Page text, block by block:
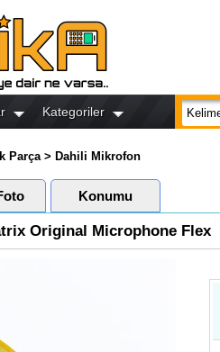
Kategoriler
Parça > Dahili Mikrofon
Konumu
Original Microphone Flex